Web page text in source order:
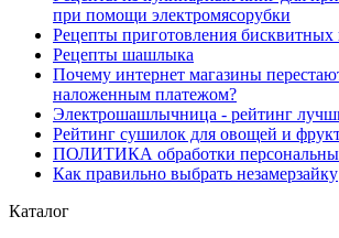
при помощи электромясорубки
Рецепты приготовления бисквитных
Рецепты шашлыка
Почему интернет магазины
наложенным платежом?
Электрошашлычница - рейтинг
Рейтинг сушилок для овощей и
ПОЛИТИКА обработки
Как правильно выбрать незамерзайку
Каталог